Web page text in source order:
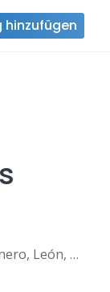
hinzufügen
Calle Mayor 28, 24343 El Burgo Ranero, León, Spanien